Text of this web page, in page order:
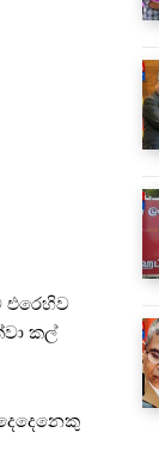
එරෙහිව
කල්